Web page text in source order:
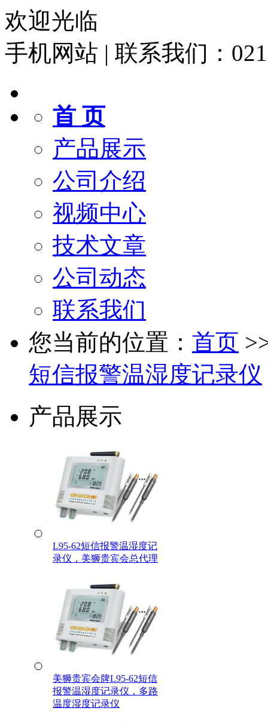
欢迎光临
手机网站 | 联系我们：
首 页
产品展示
公司介绍
视频中心
技术文章
公司动态
联系我们
您当前的位置： 首页
短信报警温湿度记录仪
产品展示
L95-62短信报警温湿度记
录仪，美狮贵宾会总代理
美狮贵宾会牌L95-62短信
报警温湿度记录仪，多路
温度湿度记录仪